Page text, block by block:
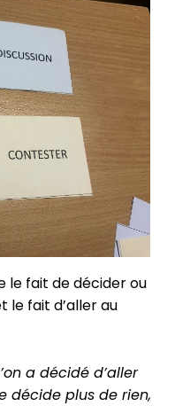
le fait de décider ou
le fait d’aller au
a décidé d’aller
décide plus de rien,